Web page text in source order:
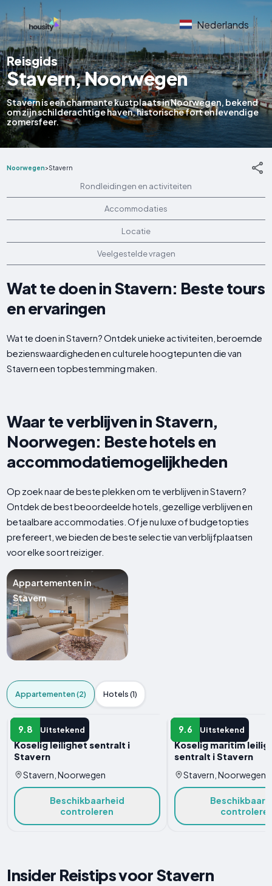
Nederlands
Reisgids
Stavern, Noorwegen
Stavern is een charmante kustplaats in Noorwegen, bekend
om zijn schilderachtige haven, historische fort en levendige
zomersfeer.
Noorwegen>Stavern
Rondleidingen en activiteiten
Accommodaties
Locatie
Veelgestelde vragen
Wat te doen in Stavern: Beste tours
en ervaringen
Wat te doen in Stavern? Ontdek unieke activiteiten, beroemde
bezienswaardigheden en culturele hoogtepunten die van
Stavern een topbestemming maken.
Waar te verblijven in Stavern,
Noorwegen: Beste hotels en
accommodatiemogelijkheden
Op zoek naar de beste plekken om te verblijven in Stavern?
Ontdek de best beoordeelde hotels, gezellige verblijven en
betaalbare accommodaties. Of je nu luxe of budgetopties
prefereert, we bieden de beste selectie van verblijfplaatsen
voor elke soort reiziger.
Appartementen in
Stavern
Appartementen (2) Hotels (1)
9.8 Uitstekend
APPARTEMENT
Koselig leilighet sentralt i
Stavern
Stavern, Noorwegen
Beschikbaarheid
controleren
9.6 Uitstekend
APPARTEMENT
Koselig maritim
sentralt i Stavern
Stavern, Noorwegen
Insider Reistips voor Stavern